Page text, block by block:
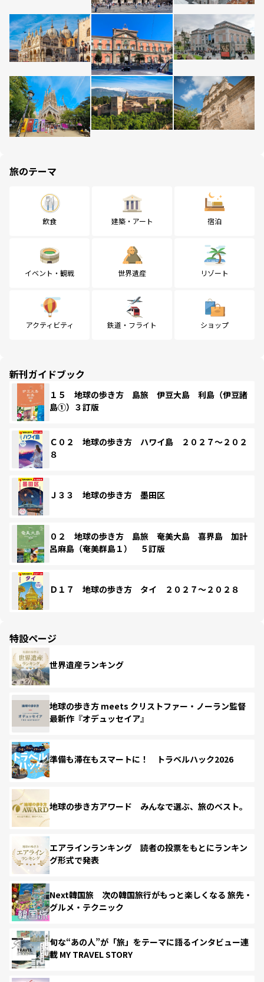
旅のテーマ
飲食 建築・アート 宿泊
イベント・観戦 世界遺産 リゾート
アクティビティ 鉄道・フライト ショップ
新刊ガイドブック
１５ 地球の歩き方 島旅 伊豆大島 利島（伊豆諸
島①）３訂版
Ｃ０２ 地球の歩き方 ハワイ島 ２０２７～２０２
８
Ｊ３３ 地球の歩き方 墨田区
０２ 地球の歩き方 島旅 奄美大島 喜界島 加計
呂麻島（奄美群島１） ５訂版
Ｄ１７ 地球の歩き方 タイ ２０２７～２０２８
特設ページ
世界遺産ランキング
地球の歩き方 meets クリストファー・ノーラン監督
最新作『オデュッセイア』
準備も滞在もスマートに！ トラベルハック2026
地球の歩き方アワード みんなで選ぶ、旅のベスト。
エアラインランキング 読者の投票をもとにランキン
グ形式で発表
Next韓国旅 次の韓国旅行がもっと楽しくなる 旅先・
グルメ・テクニック
旬な“あの人”が「旅」をテーマに語るインタビュー連
載 MY TRAVEL STORY